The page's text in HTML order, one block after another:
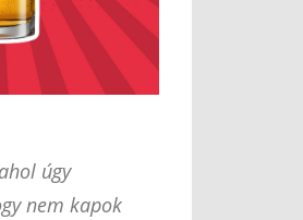
úgy
nem kapok